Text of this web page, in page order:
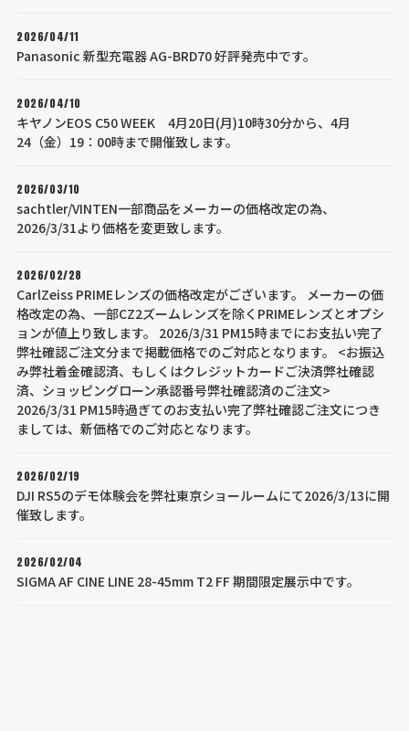
2026/04/11
Panasonic 新型充電器 AG-BRD70 好評発売中です。
2026/04/10
キヤノンEOS C50 WEEK 4月20日(月)10時30分から、4月
24（金）19：00時まで開催致します。
2026/03/10
sachtler/VINTEN一部商品をメーカーの価格改定の為、
2026/3/31より価格を変更致します。
2026/02/28
CarlZeiss PRIMEレンズの価格改定がございます。 メーカーの価
格改定の為、一部CZ2ズームレンズを除くPRIMEレンズとオプシ
ョンが値上り致します。 2026/3/31 PM15時までにお支払い完了
弊社確認ご注文分まで掲載価格でのご対応となります。 <お振込
み弊社着金確認済、もしくはクレジットカードご決済弊社確認
済、ショッピングローン承認番号弊社確認済のご注文>
2026/3/31 PM15時過ぎてのお支払い完了弊社確認ご注文につき
ましては、新価格でのご対応となります。
2026/02/19
DJI RS5のデモ体験会を弊社東京ショールームにて2026/3/13に開
催致します。
2026/02/04
SIGMA AF CINE LINE 28-45mm T2 FF 期間限定展示中です。